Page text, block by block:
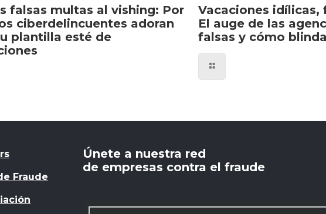
falsas multas al vishing: Por
ciberdelincuentes adoran
plantilla esté de
Vacaciones idílicas,
El auge de las
falsas y cómo
Fraude
Únete a nuestra red
de empresas contra el fraude